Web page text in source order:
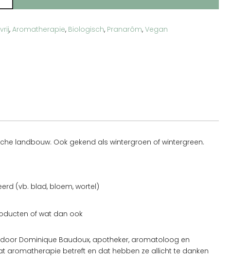
, Aromatherapie, Biologisch, Pranarôm, Vegan
landbouw. Ook gekend als wintergroen of wintergreen.
(vb. blad, bloem, wortel)
of wat dan ook
Dominique Baudoux, apotheker, aromatoloog en
aromatherapie betreft en dat hebben ze allicht te danken